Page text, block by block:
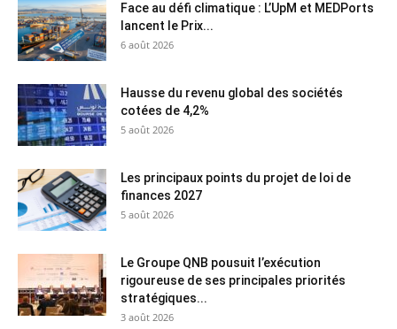
Face au défi climatique : L’UpM et MEDPorts
lancent le Prix...
6 août 2026
Hausse du revenu global des sociétés
cotées de 4,2%
5 août 2026
Les principaux points du projet de loi de
finances 2027
5 août 2026
Le Groupe QNB pousuit l’exécution
rigoureuse de ses principales priorités
stratégiques...
3 août 2026